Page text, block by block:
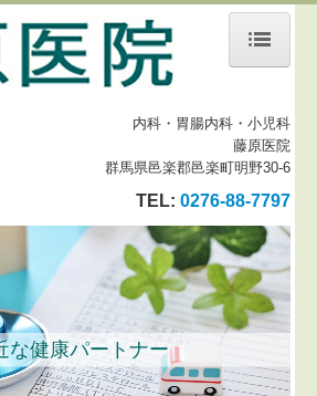
内科・胃腸内科・小児科
藤原医院
群馬県邑楽郡邑楽町明野30-6
TEL: 0276-88-7797
な健康パートナー